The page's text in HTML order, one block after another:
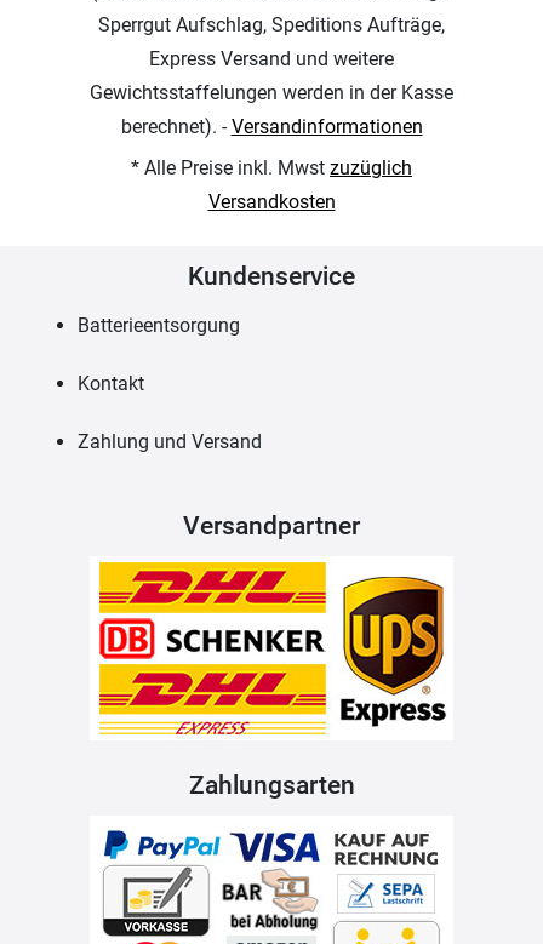
Sperrgut Aufschlag, Speditions Aufträge,
Express Versand und weitere
Gewichtsstaffelungen werden in der Kasse
berechnet). -Versandinformationen
* Alle Preise inkl. Mwst zuzüglich
Versandkosten
Kundenservice
Batterieentsorgung
Kontakt
Zahlung und Versand
Versandpartner
Zahlungsarten